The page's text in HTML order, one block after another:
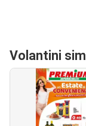
Volantini